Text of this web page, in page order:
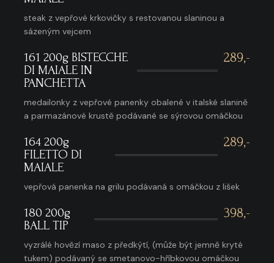
steak z vepřové krkovičky s restovanou slaninou a
sázeným vejcem
161 200g BISTECCHE
DI MAIALE IN
PANCHETTA
289,-
medailonky z vepřové panenky obalené v italské slanině
a parmazánové krustě podávané se sýrovou omáčkou
164 200g
FILETTO DI
MAIALE
289,-
vepřová panenka na grilu podávaná s omáčkou z lišek
180 200g
BALL TIP
398,-
vyzrálé hovězí maso z předkýtí, (může být jemně kryté
tukem) podávaný se smetanovo-hříbkovou omáčkou